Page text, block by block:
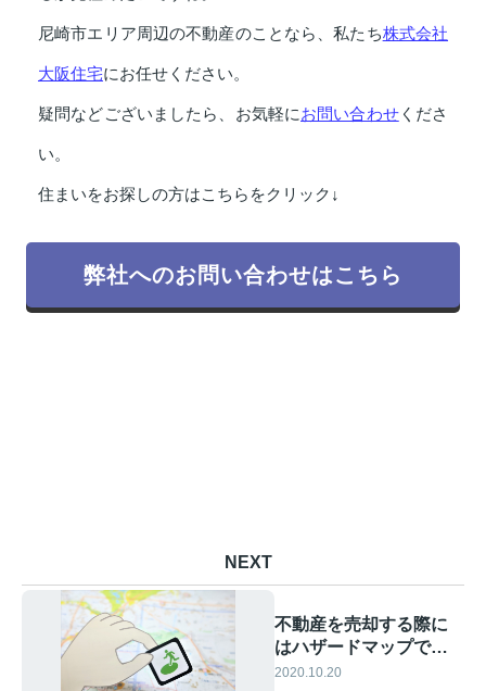
尼崎市エリア周辺の不動産のことなら、私たち株式会社
大阪住宅にお任せください。
疑問などございましたら、お気軽にお問い合わせくださ
い。
住まいをお探しの方はこちらをクリック↓
弊社へのお問い合わせはこちら
NEXT
不動産を売却する際に
はハザードマップで物
件の位置をチェック！
2020.10.20